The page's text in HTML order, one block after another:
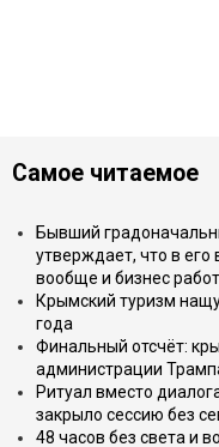
Самое читаемое
Бывший
утверждает, что в его
вообще и бизнес
Крымский туризм
года
Финальный отсчёт:
администрации
Ритуал вместо
закрыло сессию без
48 часов без света и